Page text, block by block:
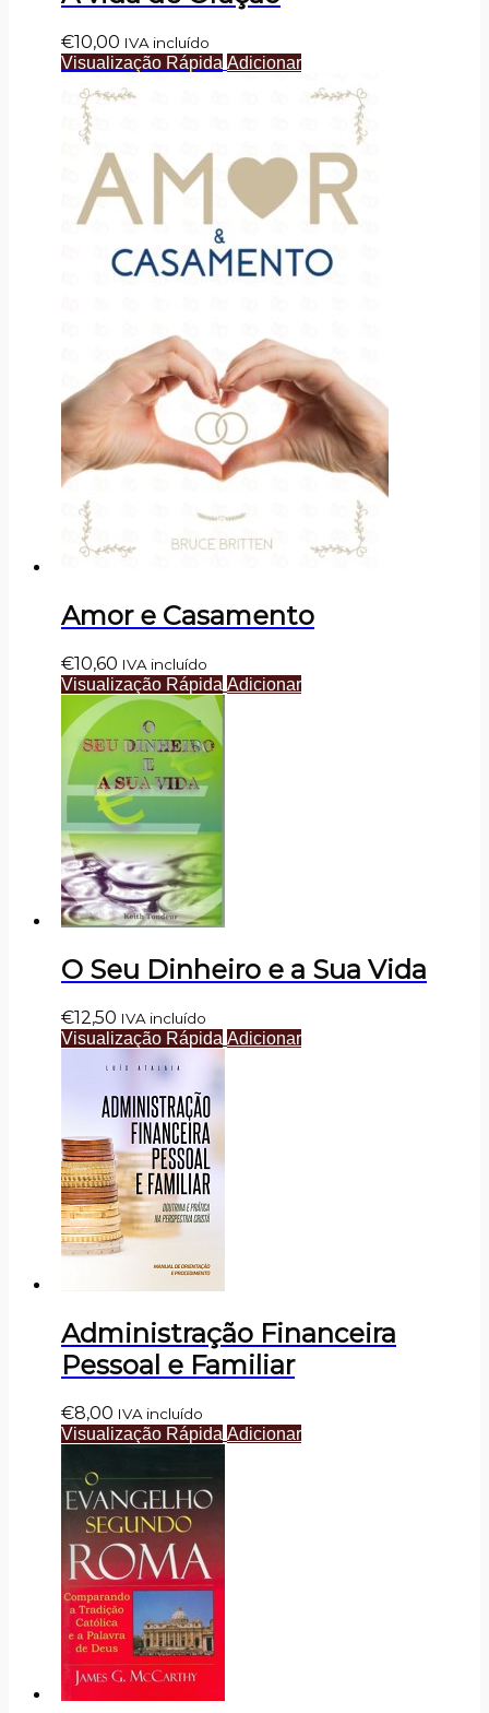
€10,00 IVA incluído
Visualização Rápida Adicionar
Amor e Casamento
€10,60 IVA incluído
Visualização Rápida Adicionar
O Seu Dinheiro e a Sua Vida
€12,50 IVA incluído
Visualização Rápida Adicionar
Administração Financeira
Pessoal e Familiar
€8,00 IVA incluído
Visualização Rápida Adicionar